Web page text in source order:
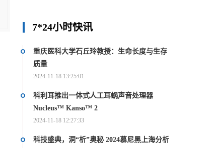
7*24小时快讯
重庆医科大学石丘玲教授：生命长度与生存
质量
2024-11-18 13:25:01
科利耳推出一体式人工耳蜗声音处理器
Nucleus™ Kanso™ 2
2024-11-18 12:27:33
科技盛典，洞“析”奥秘 2024慕尼黑上海分析